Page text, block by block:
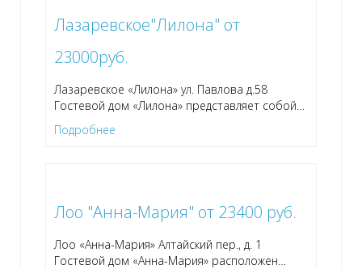
Лазаревское"Лилона" от
23000руб.
Лазаревское «Лилона» ул. Павлова д.58
Гостевой дом «Лилона» представляет собой
Подробнее
Лоо "Анна-Мария" от 23400 руб.
Лоо «Анна-Мария» Алтайский пер., д. 1
Гостевой дом «Анна-Мария» расположен